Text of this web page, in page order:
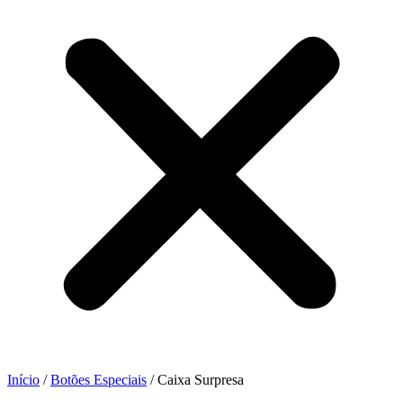
Início /Botões Especiais / Caixa Surpresa